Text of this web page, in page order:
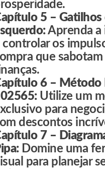
5 – Gatilhos
Aprenda a
controlar os
que sabotam
6 – Método
Utilize um
para
descontos
7 –
Domine uma
para planejar